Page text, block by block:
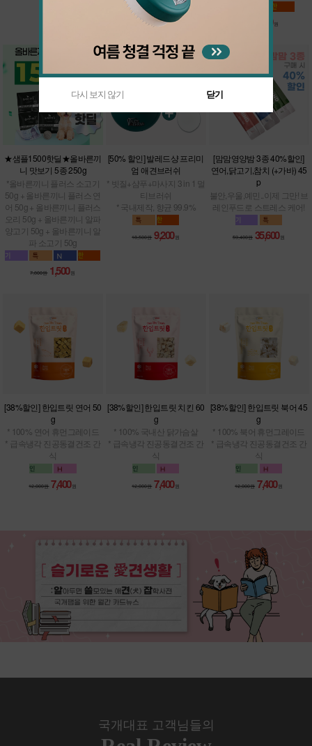
원
★샘플1500핫딜★올바른끼
니 맛보기 5종 250g
*올바른끼니 플러스 소고기
50g + 올바른끼니 플러스 연
어 50g + 올바른끼니 플러스
오리 50g + 올바른끼니 알파
양고기 50g + 올바른끼니 알
파 소고기 50g
7,800원 1,500 원
[50% 할인] 발레드샹 프리미
엄 애견브러쉬
* 빗질+샴푸+마사지 3 in 1 멀
티브러쉬
* 국내제작, 향균 99.9%
18,500원 9,200 원
[맘맘영양밤 3종 40%할인]
연어,닭고기,참치 (+가바) 45
p
불안,우울,예민..이제 그만! 브
레인푸드로 스트레스 케어!
59,400원 35,600 원
[38%할인] 한입트릿 연어 50
g
* 100% 연어 휴먼그레이드
* 급속냉각 진공동결건조 간
식
12,000원 7,400 원
[38%할인] 한입트릿 치킨 60
g
* 100% 국내산 닭가슴살
* 급속냉각 진공동결건조 간
식
12,000원 7,400 원
[38%할인] 한입트릿 북어 45
g
* 100% 북어 휴먼그레이드
* 급속냉각 진공동결건조 간
식
12,000원 7,400 원
국개대표 고객님들의
다시 보지 않기 닫기